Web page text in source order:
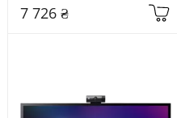
7 726 ₴